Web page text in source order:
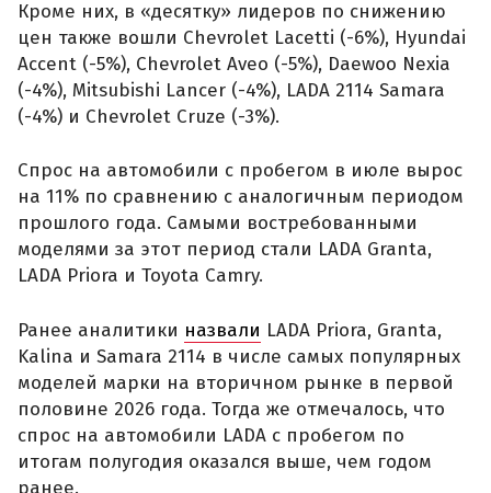
Кроме них, в «десятку» лидеров по снижению
цен также вошли Chevrolet Lacetti (-6%), Hyundai
Accent (-5%), Chevrolet Aveo (-5%), Daewoo Nexia
(-4%), Mitsubishi Lancer (-4%), LADA 2114 Samara
(-4%) и Chevrolet Cruze (-3%).
Спрос на автомобили с пробегом в июле вырос
на 11% по сравнению с аналогичным периодом
прошлого года. Самыми востребованными
моделями за этот период стали LADA Granta,
LADA Priora и Toyota Camry.
Ранее аналитики назвали LADA Priora, Granta,
Kalina и Samara 2114 в числе самых популярных
моделей марки на вторичном рынке в первой
половине 2026 года. Тогда же отмечалось, что
спрос на автомобили LADA с пробегом по
итогам полугодия оказался выше, чем годом
ранее.